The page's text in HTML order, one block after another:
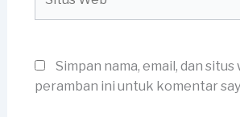
Web
Simpan nama, email, dan situs
peramban ini untuk komentar